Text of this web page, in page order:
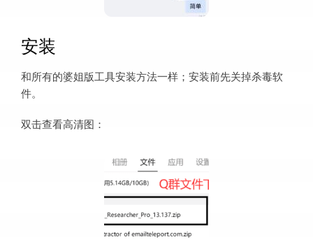
安装
和所有的婆姐版工具安装方法一样；安装前先关掉杀毒软
件。
双击查看高清图：